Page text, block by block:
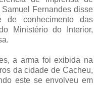
Fernandes disse
conhecimento das
Ministério do Interior,
a arma foi exibida na
da cidade de Cacheu,
este se envolveu em